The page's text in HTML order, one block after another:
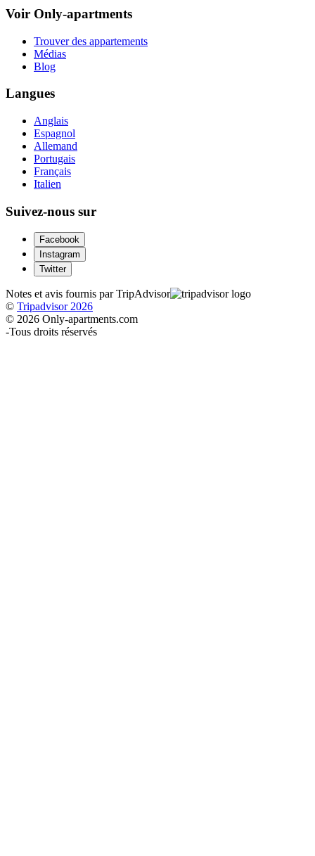
Voir Only-apartments
Trouver des appartements
Médias
Blog
Langues
Anglais
Espagnol
Allemand
Portugais
Français
Italien
Suivez-nous sur
Facebook
Instagram
Twitter
Notes et avis fournis par TripAdvisor
© Tripadvisor 2026
© 2026 Only-apartments.com
-Tous droits réservés